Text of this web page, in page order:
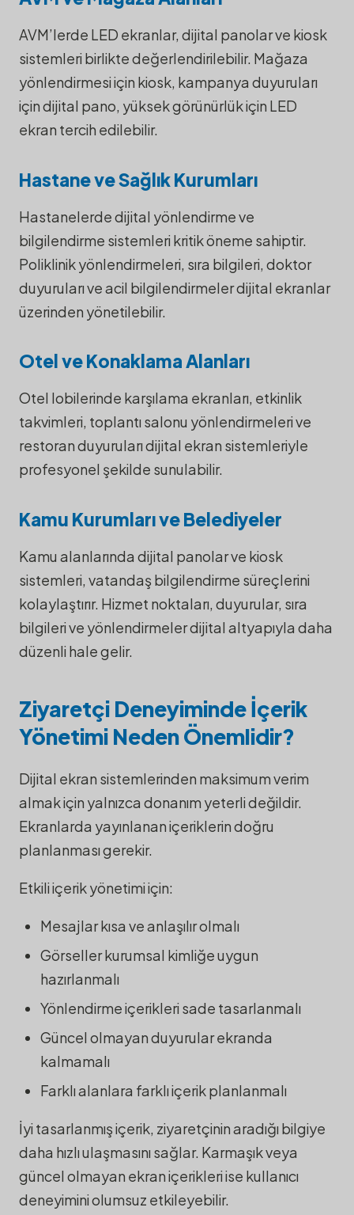
AVM’lerde LED ekranlar, dijital panolar ve kiosk
sistemleri birlikte değerlendirilebilir. Mağaza
yönlendirmesi için kiosk, kampanya duyuruları
için dijital pano, yüksek görünürlük için LED
ekran tercih edilebilir.
Hastane ve Sağlık Kurumları
Hastanelerde dijital yönlendirme ve
bilgilendirme sistemleri kritik öneme sahiptir.
Poliklinik yönlendirmeleri, sıra bilgileri, doktor
duyuruları ve acil bilgilendirmeler dijital ekranlar
üzerinden yönetilebilir.
Otel ve Konaklama Alanları
Otel lobilerinde karşılama ekranları, etkinlik
takvimleri, toplantı salonu yönlendirmeleri ve
restoran duyuruları dijital ekran sistemleriyle
profesyonel şekilde sunulabilir.
Kamu Kurumları ve Belediyeler
Kamu alanlarında dijital panolar ve kiosk
sistemleri, vatandaş bilgilendirme süreçlerini
kolaylaştırır. Hizmet noktaları, duyurular, sıra
bilgileri ve yönlendirmeler dijital altyapıyla daha
düzenli hale gelir.
Ziyaretçi Deneyiminde İçerik
Yönetimi Neden Önemlidir?
Dijital ekran sistemlerinden maksimum verim
almak için yalnızca donanım yeterli değildir.
Ekranlarda yayınlanan içeriklerin doğru
planlanması gerekir.
Etkili içerik yönetimi için:
Mesajlar kısa ve anlaşılır olmalı
Görseller kurumsal kimliğe uygun
hazırlanmalı
Yönlendirme içerikleri sade tasarlanmalı
Güncel olmayan duyurular ekranda
kalmamalı
Farklı alanlara farklı içerik planlanmalı
İyi tasarlanmış içerik, ziyaretçinin aradığı bilgiye
daha hızlı ulaşmasını sağlar. Karmaşık veya
güncel olmayan ekran içerikleri ise kullanıcı
deneyimini olumsuz etkileyebilir.